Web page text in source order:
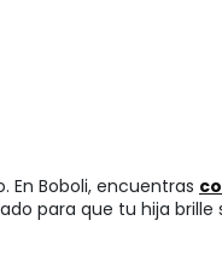
En Boboli, encuentras
para que tu hija brille